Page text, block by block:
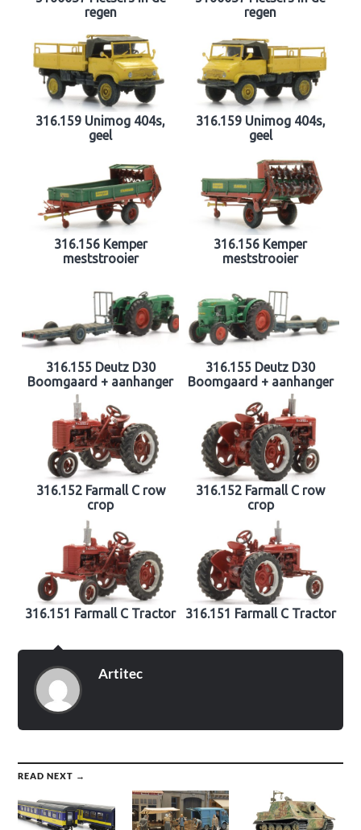
regen
regen
316.159 Unimog 404s,
geel
316.159 Unimog 404s,
geel
316.156 Kemper
meststrooier
316.156 Kemper
meststrooier
316.155 Deutz D30
Boomgaard + aanhanger
316.155 Deutz D30
Boomgaard + aanhanger
316.152 Farmall C row
crop
316.152 Farmall C row
crop
316.151 Farmall C Tractor 316.151 Farmall C Tractor
Artitec
READ NEXT →